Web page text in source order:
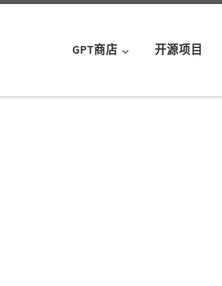
GPT商店 开源项目